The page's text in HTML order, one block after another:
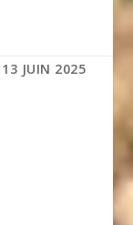
JUIN 2025